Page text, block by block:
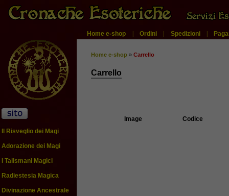
Home e-shop | Ordini | Spedizioni |
Il Risveglio dei Magi
Adorazione dei Magi
I Talismani Magici
Radiestesia Magica
Divinazione Ancestrale
Home e-shop » Carrello
Carrello
Image Codice